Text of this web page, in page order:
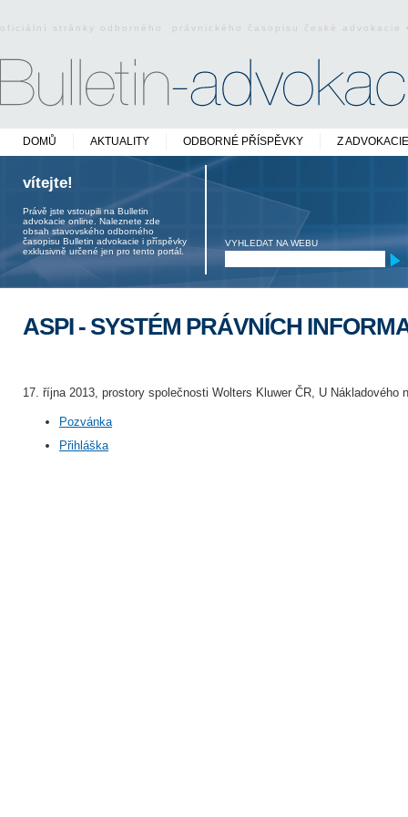
oficiální stránky odborného právnického časopisu české
DOMŮ AKTUALITY ODBORNÉ PŘÍSPĚVKY Z ADVOKACIE
vítejte!
Právě jste vstoupili na Bulletin
advokacie online. Naleznete zde
obsah stavovského odborného
časopisu Bulletin advokacie i příspěvky
exklusivně určené jen pro tento portál.
VYHLEDAT NA WEBU
ASPI - SYSTÉM PRÁVNÍCH
17. října 2013, prostory společnosti Wolters Kluwer ČR, U Nákladového
Pozvánka
Přihláška